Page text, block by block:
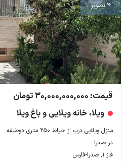
4 تصویر
قیمت: 30,000,000,000 تومان
ویلا، خانه ویلایی و باغ ویلا
منزل ویلایی درب از حیاط ۲۵۰ متری دوطبقه
در صدرا
فاز ۱, صدرا-فارس